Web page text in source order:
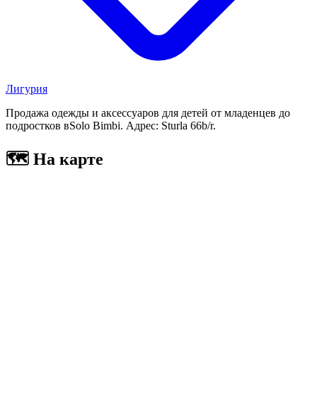
Лигурия
Продажа одежды и аксессуаров для детей от младенцев до
подростков вSolo Bimbi. Адрес: Sturla 66b/r.
🗺 На карте